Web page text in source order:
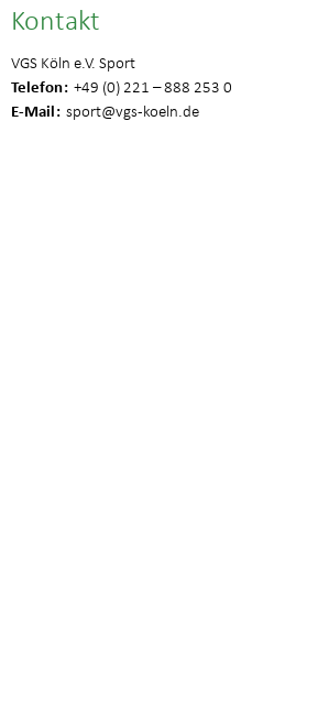
Kontakt
VGS Köln e.V. Sport
Telefon +49 (0) 221 – 888 253 0
E-Mail sport@vgs-koeln.de